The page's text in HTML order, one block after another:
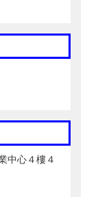
中心４樓４